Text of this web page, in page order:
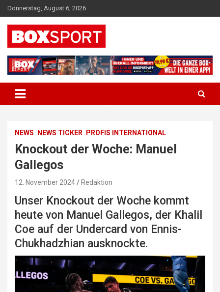
Skip
to
content
Donnerstag, August 6, 2026
BOXSPORT
NEWS NEWS TICKER PROFIS INTERNATIONAL
Knockout der Woche: Manuel
Gallegos
12. November 2024 Redaktion
Unser Knockout der Woche kommt
heute von Manuel Gallegos, der Khalil
Coe auf der Undercard von Ennis-
Chukhadzhian ausknockte.